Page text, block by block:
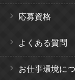
応募資格
よくある質問
お仕事環境に